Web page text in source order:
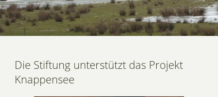
Die Stiftung unterstützt das Projekt
Knappensee